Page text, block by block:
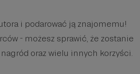
i podarować ją znajomemu!
- możesz sprawić, że zostanie
oraz wielu innych korzyści.